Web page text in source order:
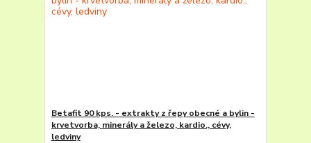
Betafit 90 kps. - extrakty z řepy obecné a bylin -
krvetvorba, minerály a železo, kardio., cévy,
ledviny